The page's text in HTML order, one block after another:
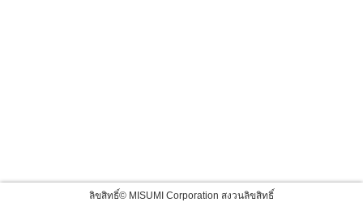
ลิขสิทธิ์© MISUMI Corporation สงวนลิขสิทธิ์